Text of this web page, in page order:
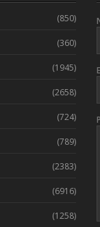
(850)
(360)
(1945)
(2658)
(724)
(789)
(2383)
(6916)
(1258)